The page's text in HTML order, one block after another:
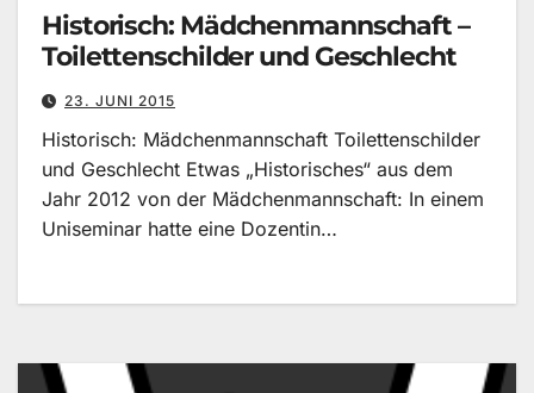
Historisch: Mädchenmannschaft –
Toilettenschilder und Geschlecht
23. JUNI 2015
Historisch: Mädchenmannschaft Toilettenschilder
und Geschlecht Etwas „Historisches“ aus dem
Jahr 2012 von der Mädchenmannschaft: In einem
Uniseminar hatte eine Dozentin…